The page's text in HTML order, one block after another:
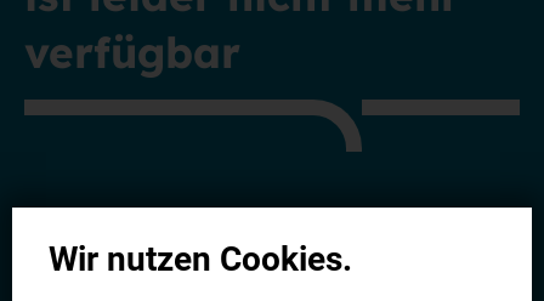
verfügbar
Digitalen Zeitung bis hin zu unserem Komplettpaket.
Wir nutzen Cookies.